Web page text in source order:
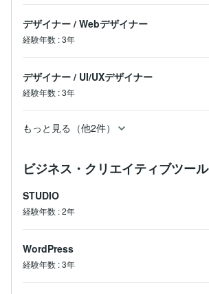
デザイナー / Webデザイナー
経験年数 :3年
デザイナー / UI/UXデザイナー
経験年数 :3年
もっと見る（他2件）
ビジネス・クリエイティブツール
STUDIO
経験年数 :2年
WordPress
経験年数 :3年